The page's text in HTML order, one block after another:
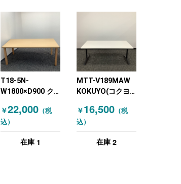
T18-5N-
W1800×D900 ク
テーブル 木目（ナ
チュラル）
￥22,000（税
込）
在庫 1
MTT-V189MAW
KOKUYO(コクヨ)
ブル ビエナ
W1800 天板フラ
￥16,500（税
込）
在庫 2